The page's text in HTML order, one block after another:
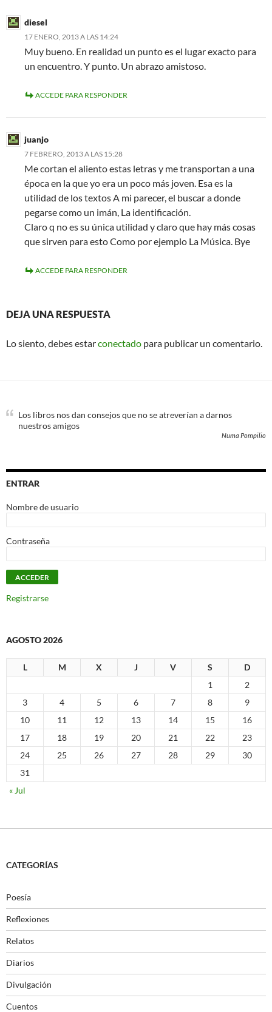
diesel
17 ENERO, 2013 A LAS 14:24
Muy bueno. En realidad un punto es el lugar exacto para
un encuentro. Y punto. Un abrazo amistoso.
ACCEDE PARA RESPONDER
juanjo
7 FEBRERO, 2013 A LAS 15:28
Me cortan el aliento estas letras y me transportan a una
época en la que yo era un poco más joven. Esa es la
utilidad de los textos A mi parecer, el buscar a donde
pegarse como un imán, La identificación.
Claro q no es su única utilidad y claro que hay más cosas
que sirven para esto Como por ejemplo La Música. Bye
ACCEDE PARA RESPONDER
DEJA UNA RESPUESTA
Lo siento, debes estarconectado para publicar un comentario.
Los libros nos dan consejos que no se atreverían a darnos
nuestros amigos
Numa Pompilio
ENTRAR
Nombre de usuario
Contraseña
Registrarse
AGOSTO 2026
L M X J V S
D
1
2
3
4 5 6 7 8
9
10
11 12 13 14 15
16
17
18 19 20 21 22
23
24
25 26 27 28 29
30
31
« Jul
CATEGORÍAS
Poesía
Reflexiones
Relatos
Diarios
Divulgación
Cuentos